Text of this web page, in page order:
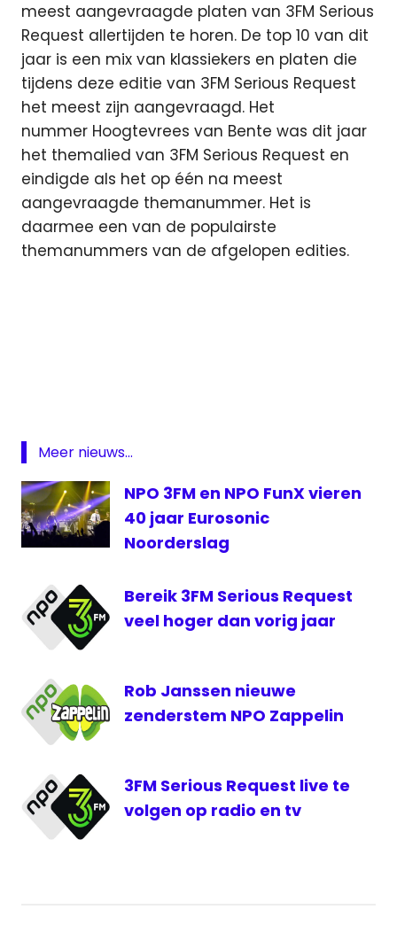
meest aangevraagde platen van 3FM Serious
Request allertijden te horen. De top 10 van dit
jaar is een mix van klassiekers en platen die
tijdens deze editie van 3FM Serious Request
het meest zijn aangevraagd. Het
nummer Hoogtevrees van Bente was dit jaar
het themalied van 3FM Serious Request en
eindigde als het op één na meest
aangevraagde themanummer. Het is
daarmee een van de populairste
themanummers van de afgelopen edities.
Meer nieuws...
NPO 3FM en NPO FunX vieren
40 jaar Eurosonic
Noorderslag
Bereik 3FM Serious Request
veel hoger dan vorig jaar
Rob Janssen nieuwe
zenderstem NPO Zappelin
3FM Serious Request live te
volgen op radio en tv